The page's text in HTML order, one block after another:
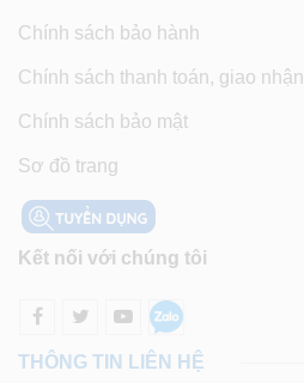
Chính sách bảo hành
Chính sách thanh toán, giao nhận
Chính sách bảo mật
Sơ đồ trang
Kết nối với chúng tôi
THÔNG TIN LIÊN HỆ